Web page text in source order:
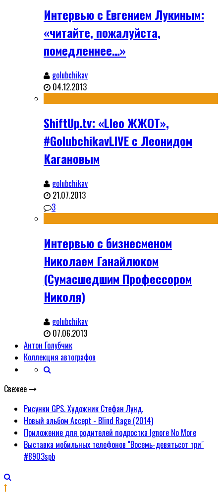
Интервью с Евгением Лукиным:
«читайте, пожалуйста,
помедленнее…»
golubchikav
04.12.2013
ShiftUp.tv: «Lleo ЖЖОТ»,
#GolubchikavLIVE с Леонидом
Кагановым
golubchikav
21.07.2013
3
Интервью с бизнесменом
Николаем Ганайлюком
(Сумасшедшим Профессором
Николя)
golubchikav
07.06.2013
Антон Голубчик
Коллекция автографов
Свежее
Рисунки GPS. Художник Стефан Лунд.
Новый альбом Accept - Blind Rage (2014)
Приложение для родителей подростка Ignore No More
Выставка мобильных телефонов "Восемь-девятьсот три"
#8903spb